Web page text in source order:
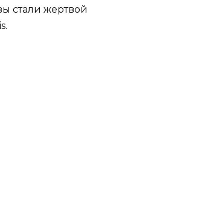
стали жертвой